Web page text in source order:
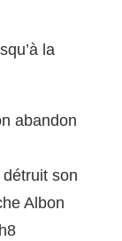
la
abandon
son
Albon